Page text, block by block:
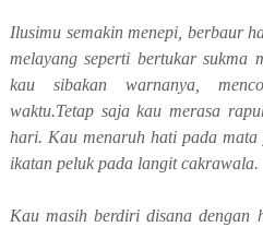
Ilusimu semakin menepi, berbaur
melayang seperti bertukar sukma
kau sibakan warnanya,
waktu.Tetap saja kau merasa
hari. Kau menaruh hati pada mata
ikatan peluk pada langit cakrawala.
Kau masih berdiri disana dengan